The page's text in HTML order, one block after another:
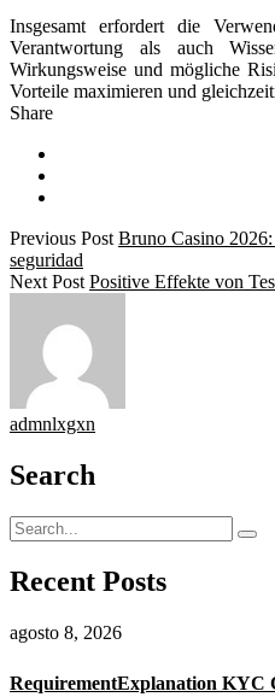
Insgesamt erfordert die
Verantwortung als auch
Wirkungsweise und mögliche
Vorteile maximieren und
Share
Previous Post Bruno Casino
seguridad
Next Post Positive Effekte von
admnlxgxn
Search
Recent Posts
agosto 8, 2026
RequirementExplanation KYC